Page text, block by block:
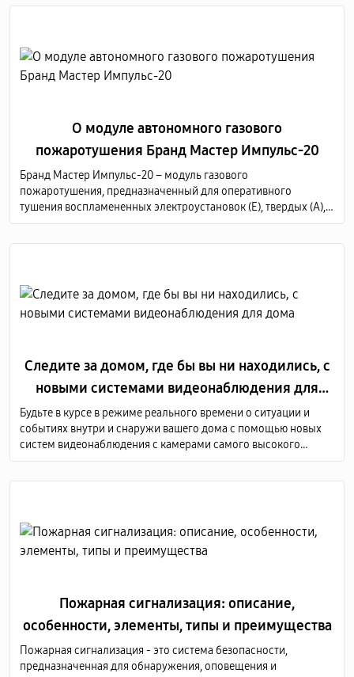
О модуле автономного газового
пожаротушения Бранд Мастер Импульс-20
Бранд Мастер Импульс-20 – модуль газового
пожаротушения, предназначенный для оперативного
тушения воспламененных электроустановок (Е), твердых (А),
жидких (В) и газообразных (С) горючих веществ по всему
Следите за домом, где бы вы ни находились, с
новыми системами видеонаблюдения для
дома
Будьте в курсе в режиме реального времени о ситуации и
событиях внутри и снаружи вашего дома с помощью новых
систем видеонаблюдения с камерами самого высокого
качества. Мы предоставляем услуги по продаже и монтажу
Пожарная сигнализация: описание,
особенности, элементы, типы и преимущества
Пожарная сигнализация - это система безопасности,
предназначенная для обнаружения, оповещения и